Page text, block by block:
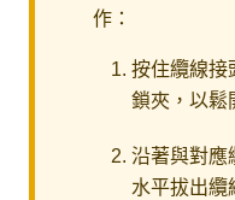
作：
按住纜線接
鎖夾，以鬆
沿著與對應
水平拔出纜